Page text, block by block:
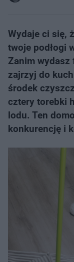
Wydaje ci się,
twoje podłogi
Zanim wydasz
zajrzyj do
środek
cztery torebki
lodu. Ten
konkurencję i